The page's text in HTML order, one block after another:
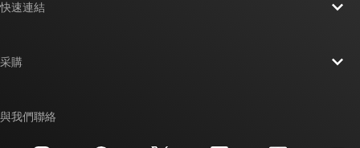
快速連結
交互參考搜索
采購
與我們聯絡